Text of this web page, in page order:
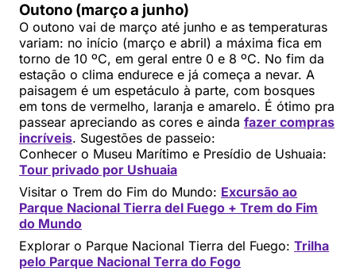
Outono (março a junho)
O outono vai de março até junho e as temperaturas
variam: no início (março e abril) a máxima fica em
torno de 10 ºC, em geral entre 0 e 8 ºC. No fim da
estação o clima endurece e já começa a nevar. A
paisagem é um espetáculo à parte, com bosques
em tons de vermelho, laranja e amarelo. É ótimo pra
passear apreciando as cores e ainda fazer compras
incríveis. Sugestões de passeio:
Conhecer o Museu Marítimo e Presídio de Ushuaia:
Tour privado por Ushuaia
Visitar o Trem do Fim do Mundo: Excursão ao
Parque Nacional Tierra del Fuego + Trem do Fim
do Mundo
Explorar o Parque Nacional Tierra del Fuego: Trilha
pelo Parque Nacional Terra do Fogo